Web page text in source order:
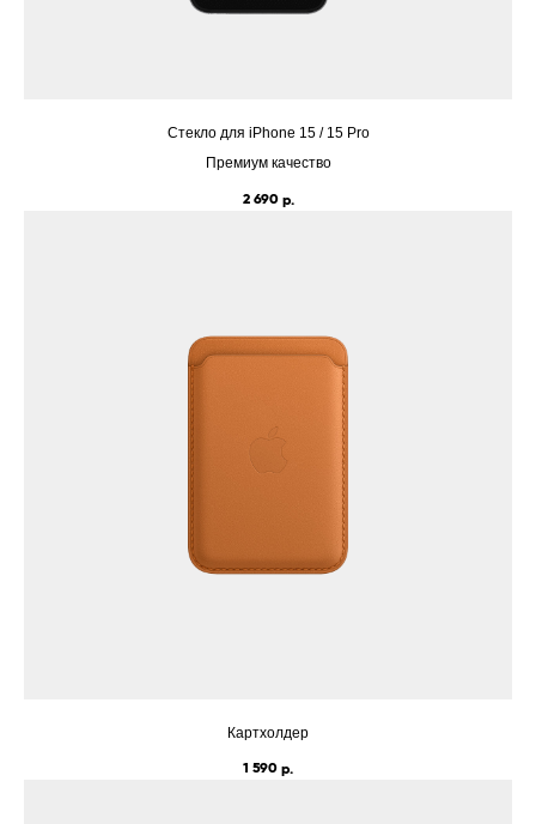
Cтекло для iPhone 15 / 15 Pro
Премиум качество
2 690 р.
Картхолдер
1 590 р.